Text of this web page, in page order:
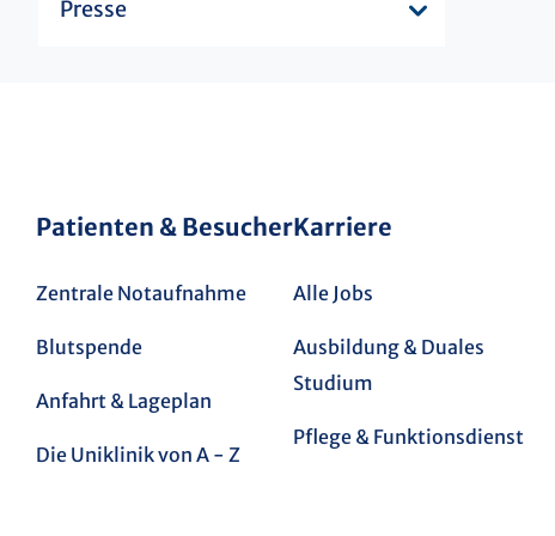
Presse
Patienten & Besucher
Zentrale Notaufnahme
Blutspende
Anfahrt & Lageplan
Die Uniklinik von A - Z
Karriere
Alle Jobs
Ausbildung & Duales
Studium
Pflege & Funktionsdienst